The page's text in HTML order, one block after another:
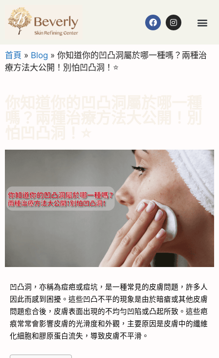
首頁 » Blog » 你知道你的凹凸洞屬於哪一種嗎？兩種治
療方法大公開！別怕凹凸洞！⭐
凹凸洞，亦稱為痘疤或痘坑，是一種常見的皮膚問題，許多人
因此而感到困擾。這些凹凸不平的現象是由於暗瘡或其他皮膚
問題愈合後，皮膚表面出現的不均勻凹陷或凸起所致。這些疤
痕常常會影響皮膚的光滑度和外觀，主要原因是皮膚中的纖維
化細胞和膠原蛋白流失，導致皮膚不平滑。